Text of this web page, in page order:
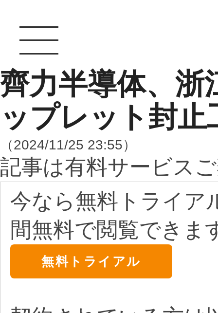
齊力半導体、浙
ップレット封止
（2024/11/25 23:55）
記事は有料サービス
今なら無料トライア
間無料で閲覧できま
無料トライアル